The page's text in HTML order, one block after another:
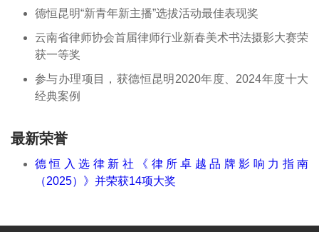
德恒昆明“新青年新主播”选拔活动最佳表现奖
云南省律师协会首届律师行业新春美术书法摄影大赛荣
获一等奖
参与办理项目，获德恒昆明2020年度、2024年度十大
经典案例
最新荣誉
德恒入选律新社《律所卓越品牌影响力指南
（2025）》并荣获14项大奖